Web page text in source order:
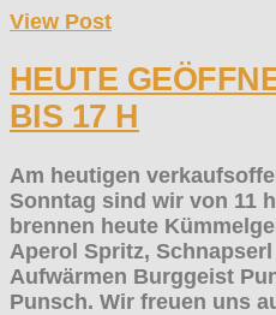
View Post
HEUTE
BIS 17 H
Am heutigen
Sonntag sind wir von 11
brennen heute
Aperol Spritz,
Aufwärmen Burggeist
Punsch. Wir freuen uns